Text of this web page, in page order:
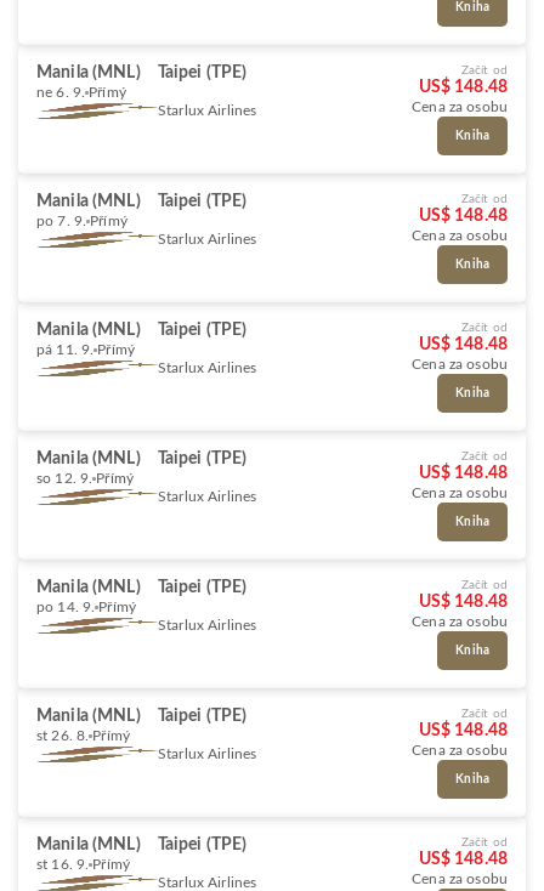
Kniha
Manila (MNL) Taipei (TPE)
ne 6. 9. Přímý
Starlux Airlines
Začít od
US$ 148.48
Cena za osobu
Kniha
Manila (MNL) Taipei (TPE)
po 7. 9. Přímý
Starlux Airlines
Začít od
US$ 148.48
Cena za osobu
Kniha
Manila (MNL) Taipei (TPE)
pá 11. 9. Přímý
Starlux Airlines
Začít od
US$ 148.48
Cena za osobu
Kniha
Manila (MNL) Taipei (TPE)
so 12. 9. Přímý
Starlux Airlines
Začít od
US$ 148.48
Cena za osobu
Kniha
Manila (MNL) Taipei (TPE)
po 14. 9. Přímý
Starlux Airlines
Začít od
US$ 148.48
Cena za osobu
Kniha
Manila (MNL) Taipei (TPE)
st 26. 8. Přímý
Starlux Airlines
Začít od
US$ 148.48
Cena za osobu
Kniha
Manila (MNL) Taipei (TPE)
st 16. 9. Přímý
Starlux Airlines
Začít od
US$ 148.48
Cena za osobu